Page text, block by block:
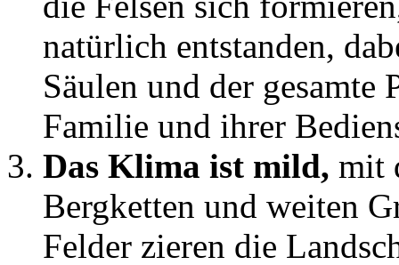
natürlich entstanden,
Säulen und der gesamte
Familie und ihrer
Das Klima ist mild, mit
Bergketten und weiten
Felder zieren die